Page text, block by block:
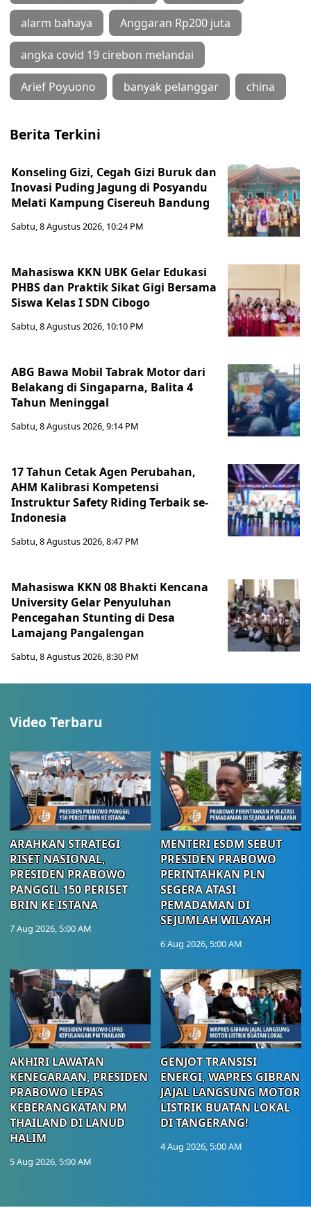
alarm bahaya Anggaran Rp200 juta
angka covid 19 cirebon melandai
Arief Poyuono banyak pelanggar china
Berita Terkini
Konseling Gizi, Cegah Gizi Buruk dan
Inovasi Puding Jagung di Posyandu
Melati Kampung Cisereuh Bandung
Sabtu, 8 Agustus 2026, 10:24 PM
Mahasiswa KKN UBK Gelar Edukasi
PHBS dan Praktik Sikat Gigi Bersama
Siswa Kelas I SDN Cibogo
Sabtu, 8 Agustus 2026, 10:10 PM
ABG Bawa Mobil Tabrak Motor dari
Belakang di Singaparna, Balita 4
Tahun Meninggal
Sabtu, 8 Agustus 2026, 9:14 PM
17 Tahun Cetak Agen Perubahan,
AHM Kalibrasi Kompetensi
Instruktur Safety Riding Terbaik se-
Indonesia
Sabtu, 8 Agustus 2026, 8:47 PM
Mahasiswa KKN 08 Bhakti Kencana
University Gelar Penyuluhan
Pencegahan Stunting di Desa
Lamajang Pangalengan
Sabtu, 8 Agustus 2026, 8:30 PM
Video Terbaru
ARAHKAN STRATEGI
RISET NASIONAL,
PRESIDEN PRABOWO
PANGGIL 150 PERISET
BRIN KE ISTANA
7 Aug 2026, 5:00 AM
MENTERI ESDM SEBUT
PRESIDEN PRABOWO
PERINTAHKAN PLN
SEGERA ATASI
PEMADAMAN DI
SEJUMLAH WILAYAH
6 Aug 2026, 5:00 AM
AKHIRI LAWATAN
KENEGARAAN, PRESIDEN
PRABOWO LEPAS
KEBERANGKATAN PM
THAILAND DI LANUD
HALIM
5 Aug 2026, 5:00 AM
GENJOT TRANSISI
ENERGI, WAPRES GIBRAN
JAJAL LANGSUNG MOTOR
LISTRIK BUATAN LOKAL
DI TANGERANG!
4 Aug 2026, 5:00 AM